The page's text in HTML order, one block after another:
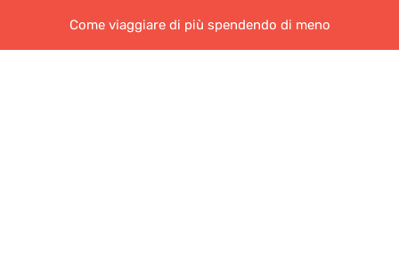
Come viaggiare di più spendendo di meno